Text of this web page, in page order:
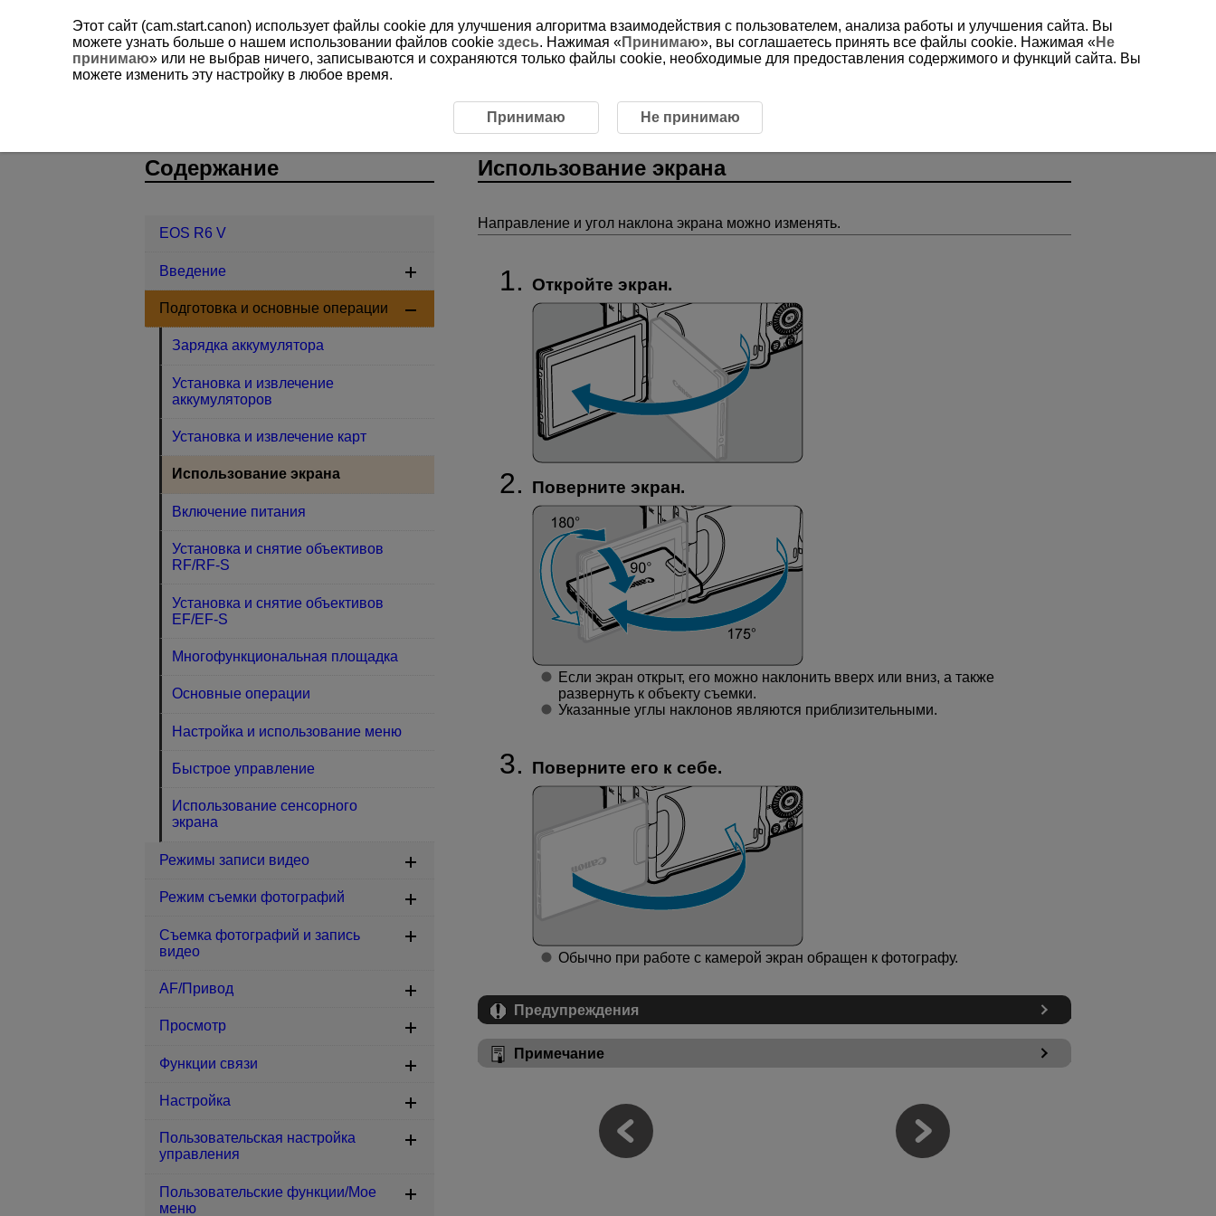
EOS R6 V Подготовка и основные операции
Использование экрана
Направление и угол наклона экрана можно изменять.
Откройте экран.
Поверните экран.
Если экран открыт, его можно наклонить вверх или вниз, а также
развернуть к объекту съемки.
Указанные углы наклонов являются приблизительными.
Поверните его к себе.
Обычно при работе с камерой экран обращен к фотографу.
Предупреждения
Примечание
Содержание
EOS R6 V
Введение
Подготовка и основные операции
Зарядка аккумулятора
Установка и извлечение
аккумуляторов
Установка и извлечение карт
Использование экрана
Включение питания
Установка и снятие объективов
RF/RF-S
Установка и снятие объективов
EF/EF-S
Многофункциональная площадка
Основные операции
Настройка и использование меню
Быстрое управление
Использование сенсорного
экрана
Режимы записи видео
Режим съемки фотографий
Съемка фотографий и запись
видео
AF/Привод
Просмотр
Функции связи
Настройка
Пользовательская настройка
управления
Пользовательские функции/Мое
меню
Этот сайт (cam.start.canon) использует файлы cookie для улучшения алгоритма взаимодействия с пользователем, анализа работы и улучшения сайта. Вы
можете узнать больше о нашем использовании файлов cookie здесь. Нажимая «Принимаю», вы соглашаетесь принять все файлы cookie. Нажимая «Не
принимаю» или не выбрав ничего, записываются и сохраняются только файлы cookie, необходимые для предоставления содержимого и функций сайта. Вы
можете изменить эту настройку в любое время.
Принимаю Не принимаю